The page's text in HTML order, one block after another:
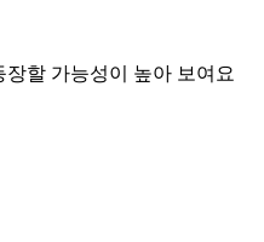
할 가능성이 높아 보여요